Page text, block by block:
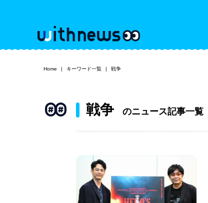
Home キーワード一覧 戦争
戦争 のニュース記事一覧